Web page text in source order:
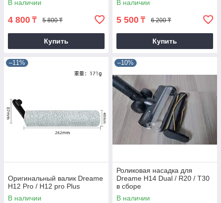
В наличии
4 800 ₸ 5 800 ₸
Купить
В наличии
5 500 ₸ 6 200 ₸
Купить
–11%
Оригинальный валик Dreame
H12 Pro / H12 pro Plus
В наличии
–10%
Роликовая насадка для
Dreame H14 Dual / R20 / T30
в сборе
В наличии